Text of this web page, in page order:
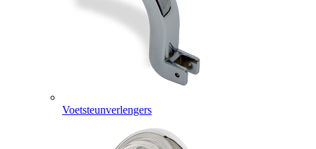
Voetsteunverlengers